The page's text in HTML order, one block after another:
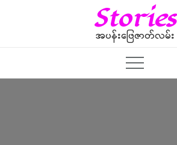
Stories
အပန်းဖြေဇာတ်လမ်း